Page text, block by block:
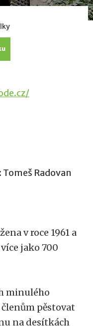
Tomeš Radovan
v roce 1961 a
jako 700
minulého
pěstovat
na desítkách